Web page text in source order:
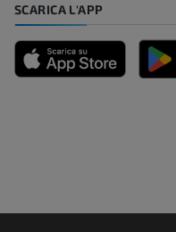
SCARICA L'APP